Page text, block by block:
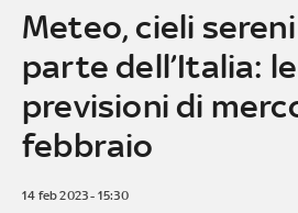
Meteo, cieli
parte dell’Italia: le
previsioni di
febbraio
14 feb 2023 - 15:30